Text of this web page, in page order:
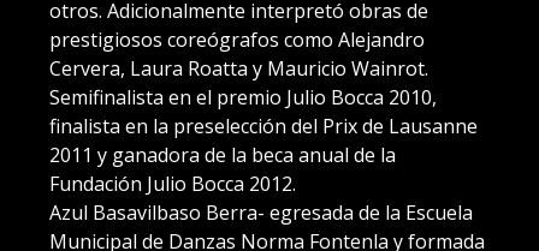
otros. Adicionalmente interpretó obras de
prestigiosos coreógrafos como Alejandro
Cervera, Laura Roatta y Mauricio Wainrot.
Semifinalista en el premio Julio Bocca 2010,
finalista en la preselección del Prix de Lausanne
2011 y ganadora de la beca anual de la
Fundación Julio Bocca 2012.
Azul Basavilbaso Berra- egresada de la Escuela
Municipal de Danzas Norma Fontenla y formada